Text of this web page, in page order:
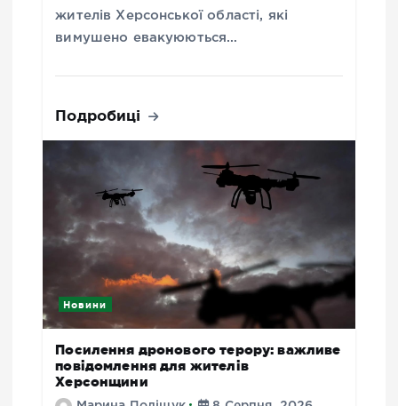
жителів Херсонської області, які
вимушено евакуюються…
Подробиці
Новини
Посилення дронового терору: важливе
повідомлення для жителів
Херсонщини